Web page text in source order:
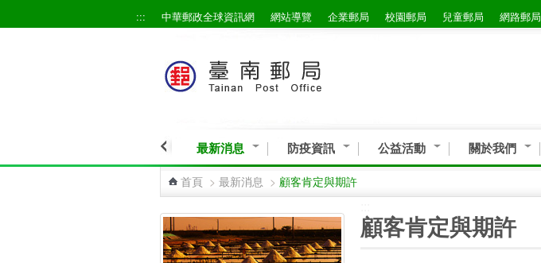
::: 中華郵政全球資訊網 網站導覽 企業郵局 校園郵局 兒童郵局 網路郵局
最新消息 防疫資訊 公益活動 關於我們
首頁 > 最新消息 > 顧客肯定與期許
顧客肯定與期許